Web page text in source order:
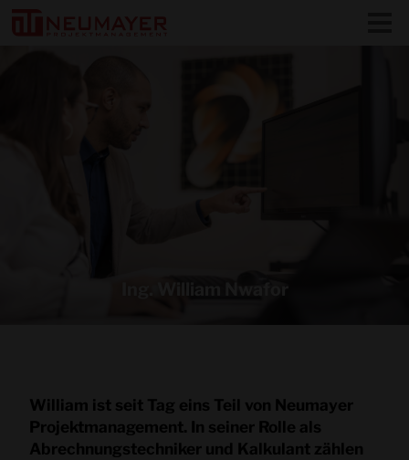
William ist seit Tag eins Teil von Neumayer
Projektmanagement. In seiner Rolle als
Abrechnungstechniker und Kalkulant zählen